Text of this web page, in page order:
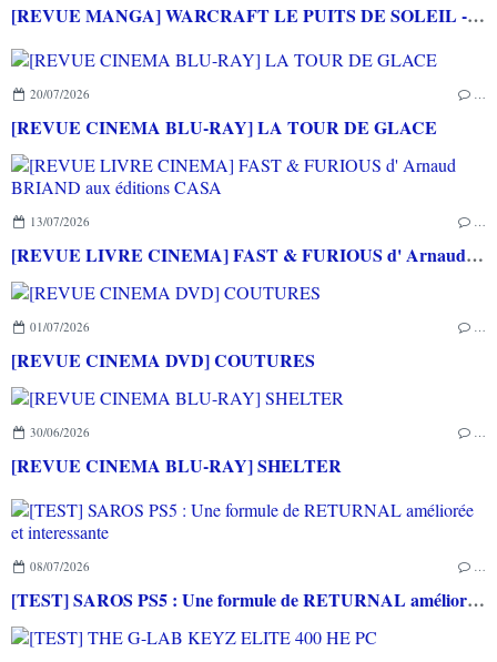
[REVUE MANGA] WARCRAFT LE PUITS DE SOLEIL - La chasse au dragon chez Mana Books
20/07/2026 …
[REVUE CINEMA BLU-RAY] LA TOUR DE GLACE
13/07/2026 …
[REVUE LIVRE CINEMA] FAST & FURIOUS d' Arnaud BRIAND aux éditions CASA
01/07/2026 …
[REVUE CINEMA DVD] COUTURES
30/06/2026 …
[REVUE CINEMA BLU-RAY] SHELTER
08/07/2026 …
[TEST] SAROS PS5 : Une formule de RETURNAL améliorée et interessante